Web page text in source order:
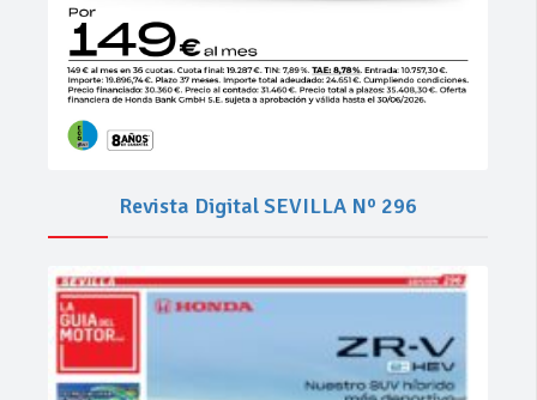
Revista Digital SEVILLA Nº 296